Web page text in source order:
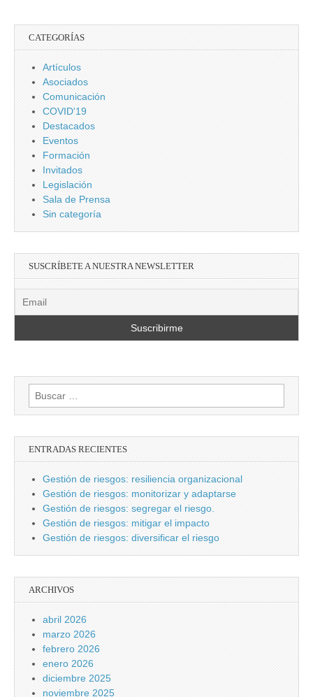
CATEGORÍAS
Artículos
Asociados
Comunicación
COVID'19
Destacados
Eventos
Formación
Invitados
Legislación
Sala de Prensa
Sin categoría
SUSCRÍBETE A NUESTRA NEWSLETTER
Buscar:
ENTRADAS RECIENTES
Gestión de riesgos: resiliencia organizacional
Gestión de riesgos: monitorizar y adaptarse
Gestión de riesgos: segregar el riesgo.
Gestión de riesgos: mitigar el impacto
Gestión de riesgos: diversificar el riesgo
ARCHIVOS
abril 2026
marzo 2026
febrero 2026
enero 2026
diciembre 2025
noviembre 2025